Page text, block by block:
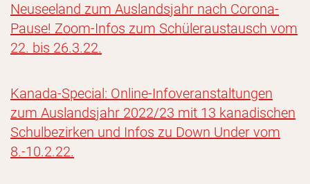
Neuseeland zum Auslandsjahr nach Corona-
Pause! Zoom-Infos zum Schüleraustausch vom
22. bis 26.3.22.
Kanada-Special: Online-Infoveranstaltungen
zum Auslandsjahr 2022/23 mit 13 kanadischen
Schulbezirken und Infos zu Down Under vom
8.-10.2.22.